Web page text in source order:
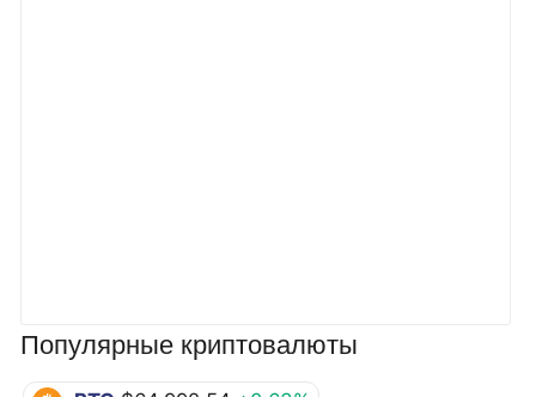
Популярные криптовалюты